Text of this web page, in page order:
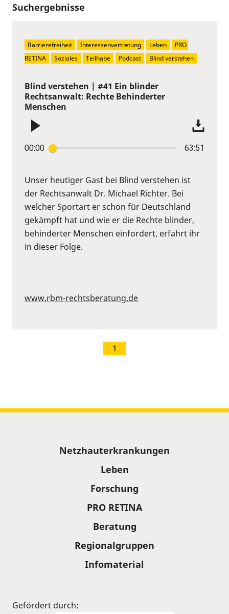
Suchergebnisse
Blind verstehen | #41 Ein blinder
Rechtsanwalt: Rechte Behinderter
Menschen
00:00 63:51
Unser heutiger Gast bei Blind verstehen ist
der Rechtsanwalt Dr. Michael Richter. Bei
welcher Sportart er schon für Deutschland
gekämpft hat und wie er die Rechte blinder,
behinderter Menschen einfordert, erfahrt ihr
in dieser Folge.
www.rbm-rechtsberatung.de
Barrierefreiheit Interessenvertretung Leben
PRO
RETINA
Soziales Teilhabe Podcast Blind verstehen
1
Netzhauterkrankungen
Leben
Forschung
PRO RETINA
Beratung
Regionalgruppen
Infomaterial
Gefördert durch: